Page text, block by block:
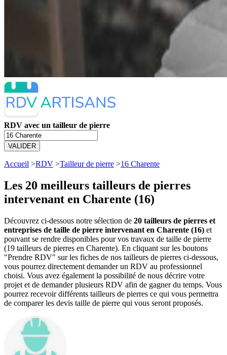
RDV avec un tailleur de pierre
VALIDER
Accueil >RDV >Tailleur de pierre >16 Charente
Les 20 meilleurs tailleurs de pierres
intervenant en Charente (16)
Découvrez ci-dessous notre sélection de 20 tailleurs de pierres et
entreprises de taille de pierre intervenant en Charente (16) et
pouvant se rendre disponibles pour vos travaux de taille de pierre
(19 tailleurs de pierres en Charente). En cliquant sur les boutons
"Prendre RDV" sur les fiches de nos tailleurs de pierres ci-dessous,
vous pourrez directement demander un RDV au professionnel
choisi. Vous avez également la possibilité de nous décrire votre
projet et de demander plusieurs RDV afin de gagner du temps. Vous
pourrez recevoir différents tailleurs de pierres ce qui vous permettra
de comparer les devis taille de pierre qui vous seront proposés.